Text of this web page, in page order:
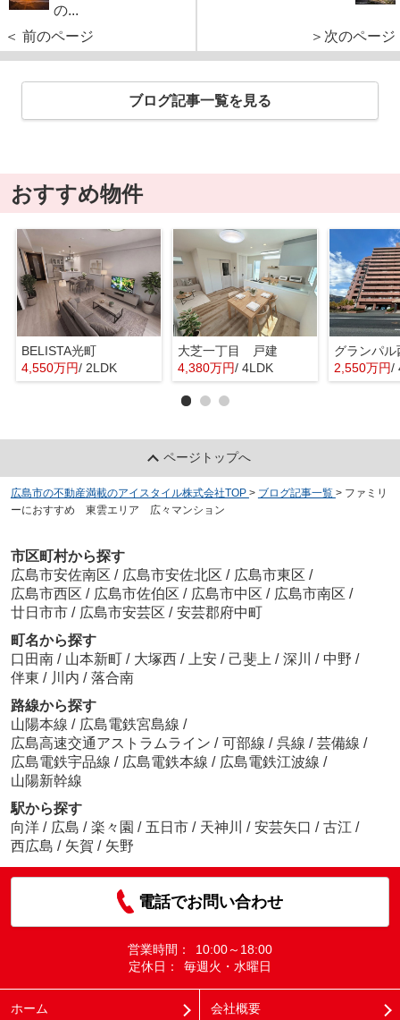
の...
＜ 前のページ
＞次のページ
ブログ記事一覧を見る
おすすめ物件
BELISTA光町
4,550万円/ 2LDK
大芝一丁目 戸建
4,380万円/ 4LDK
グランパル
2,550万円/
ページトップへ
広島市の不動産満載のアイスタイル株式会社TOP > ブログ記事一覧 > ファミリ
ーにおすすめ 東雲エリア 広々マンション
市区町村から探す
広島市安佐南区 / 広島市安佐北区 / 広島市東区 /
広島市西区 / 広島市佐伯区 / 広島市中区 / 広島市南区 /
廿日市市 / 広島市安芸区 / 安芸郡府中町
町名から探す
口田南 / 山本新町 / 大塚西 / 上安 / 己斐上 / 深川 / 中野 /
伴東 / 川内 / 落合南
路線から探す
山陽本線 / 広島電鉄宮島線 /
広島高速交通アストラムライン / 可部線 / 呉線 / 芸備線 /
広島電鉄宇品線 / 広島電鉄本線 / 広島電鉄江波線 /
山陽新幹線
駅から探す
向洋 / 広島 / 楽々園 / 五日市 / 天神川 / 安芸矢口 / 古江 /
西広島 / 矢賀 / 矢野
電話でお問い合わせ
営業時間：
10:00～18:00
定休日：
毎週火・水曜日
ホーム 会社概要